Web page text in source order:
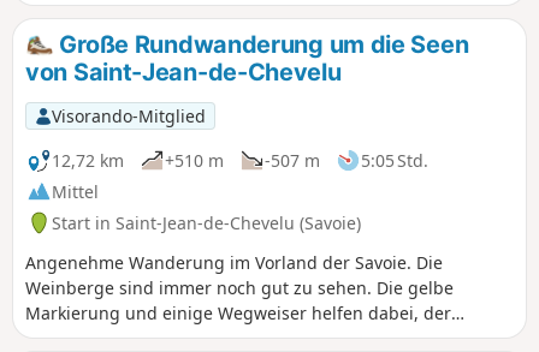
Große Rundwanderung um die Seen
von Saint-Jean-de-Chevelu
Visorando-Mitglied
12,72 km
+510 m -507 m
5:05 Std.
Mittel
Start in Saint-Jean-de-Chevelu (Savoie)
Angenehme Wanderung im Vorland der Savoie. Die
Weinberge sind immer noch gut zu sehen. Die gelbe
Markierung und einige Wegweiser helfen dabei, der
Beschreibung zu folgen.